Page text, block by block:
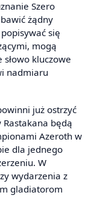
Szero
żądny
się
mogą
kluczowe
nadmiaru
już ostrzyć
będą
Azeroth w
dla jednego
W
wydarzenia z
gladiatorom